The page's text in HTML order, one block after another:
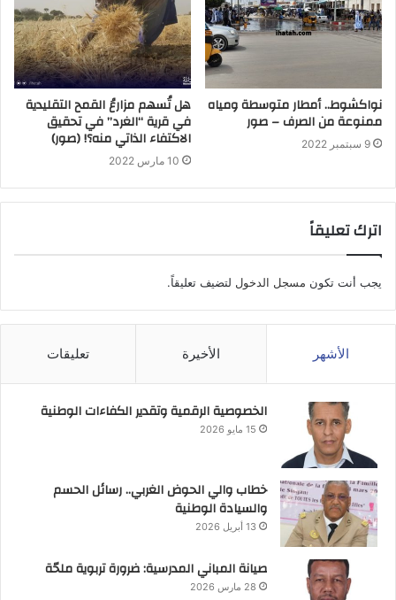
نواكشوط.. أمطار متوسطة ومياه
ممنوعة من الصرف – صور
9 سبتمبر 2022
هل تُسهم مزارعُ القمح التقليدية
في قرية “الغرد” في تحقيق
الاكتفاء الذاتي منه؟! (صور)
10 مارس 2022
اترك تعليقاً
يجب أنت تكون مسجل الدخول لتضيف تعليقاً.
الأشهر الأخيرة تعليقات
الخصوصية الرقمية وتقدير الكفاءات الوطنية
15 مايو 2026
خطاب والي الحوض الغربي.. رسائل الحسم
والسيادة الوطنية
13 أبريل 2026
صيانة المباني المدرسية: ضرورة تربوية ملحّة
28 مارس 2026